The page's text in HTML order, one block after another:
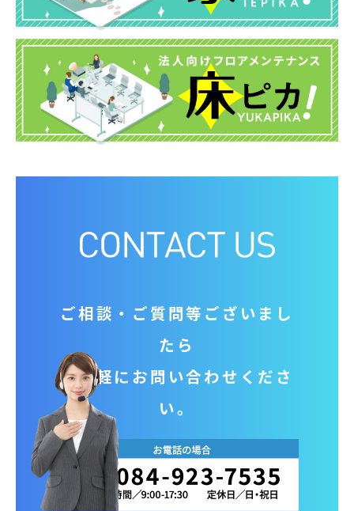
ご相談‧ご質問等ございまし
たら
お気軽にお問い合わせくださ
い。